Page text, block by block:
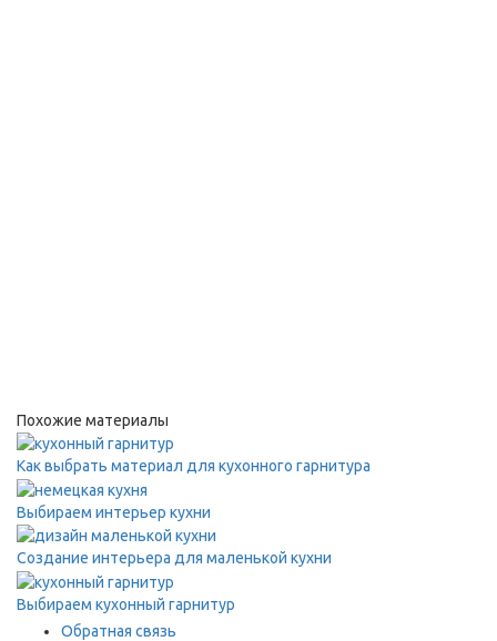
Похожие материалы
Как выбрать материал для кухонного гарнитура
Выбираем интерьер кухни
Создание интерьера для маленькой кухни
Выбираем кухонный гарнитур
Обратная связь